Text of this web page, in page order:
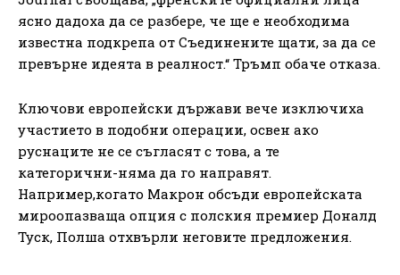
ясно дадоха да се разбере, че ще е необходима
известна подкрепа от Съединените щати, за да се
превърне идеята в реалност.“ Тръмп обаче отказа.
Ключови европейски държави вече изключиха
участието в подобни операции, освен ако
руснаците не се съгласят с това, а те
категорични-няма да го направят.
Например,когато Макрон обсъди европейската
мироопазваща опция с полския премиер Доналд
Туск, Полша отхвърли неговите предложения.